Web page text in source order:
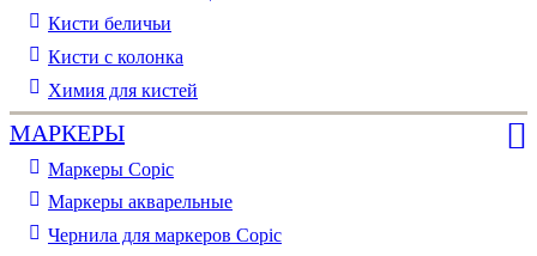
Кисти беличьи
Кисти с колонка
Химия для кистей
МАРКЕРЫ
Маркеры Copic
Маркеры акварельные
Чернила для маркеров Copic